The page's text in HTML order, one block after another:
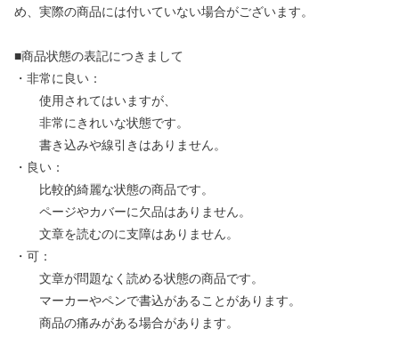
め、実際の商品には付いていない場合がございます。
■商品状態の表記につきまして
・非常に良い：
使用されてはいますが、
非常にきれいな状態です。
書き込みや線引きはありません。
・良い：
比較的綺麗な状態の商品です。
ページやカバーに欠品はありません。
文章を読むのに支障はありません。
・可：
文章が問題なく読める状態の商品です。
マーカーやペンで書込があることがあります。
商品の痛みがある場合があります。